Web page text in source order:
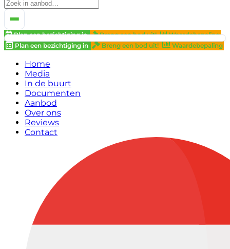
Plan een bezichtiging in Breng een bod uit!
Waardebepaling
Plan een bezichtiging in
Breng een bod uit! Waardebepaling
Home
Media
In de buurt
Documenten
Aanbod
Over ons
Reviews
Contact